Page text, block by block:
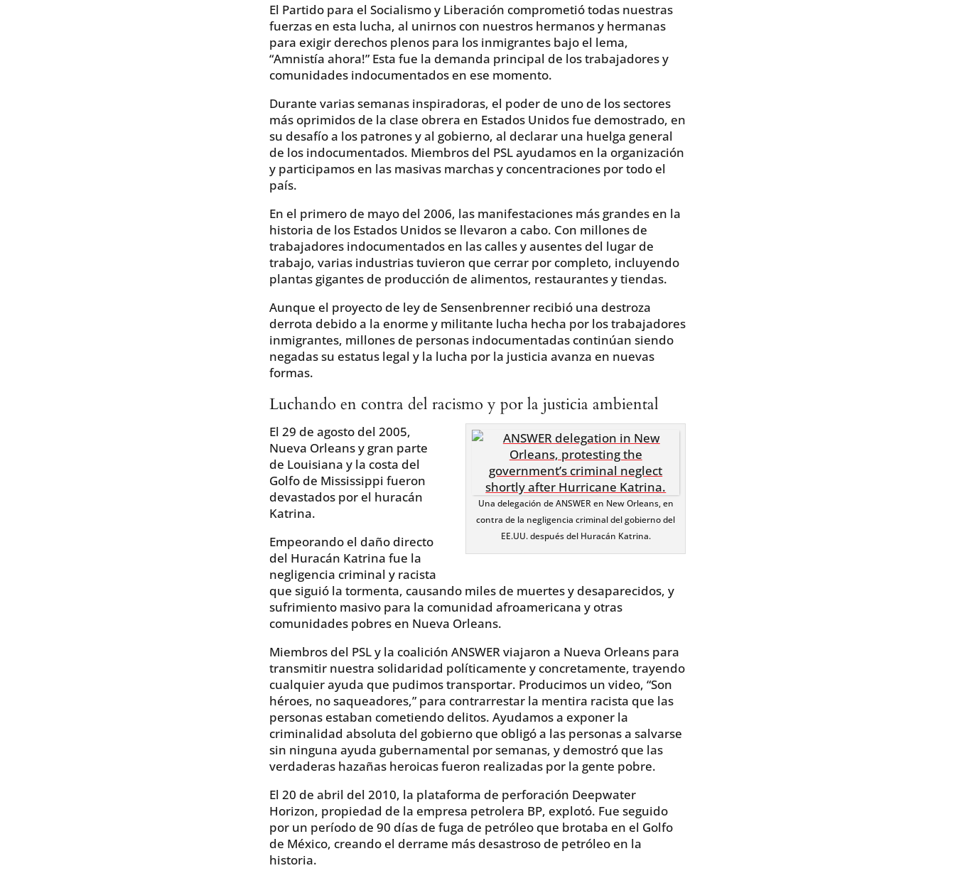
El Partido para el Socialismo y Liberación comprometió todas nuestras
fuerzas en esta lucha, al unirnos con nuestros hermanos y hermanas
para exigir derechos plenos para los inmigrantes bajo el lema,
“Amnistía ahora!” Esta fue la demanda principal de los trabajadores y
comunidades indocumentados en ese momento.
Durante varias semanas inspiradoras, el poder de uno de los sectores
más oprimidos de la clase obrera en Estados Unidos fue demostrado, en
su desafío a los patrones y al gobierno, al declarar una huelga general
de los indocumentados. Miembros del PSL ayudamos en la organización
y participamos en las masivas marchas y concentraciones por todo el
país.
En el primero de mayo del 2006, las manifestaciones más grandes en la
historia de los Estados Unidos se llevaron a cabo. Con millones de
trabajadores indocumentados en las calles y ausentes del lugar de
trabajo, varias industrias tuvieron que cerrar por completo, incluyendo
plantas gigantes de producción de alimentos, restaurantes y tiendas.
Aunque el proyecto de ley de Sensenbrenner recibió una destroza
derrota debido a la enorme y militante lucha hecha por los trabajadores
inmigrantes, millones de personas indocumentadas continúan siendo
negadas su estatus legal y la lucha por la justicia avanza en nuevas
formas.
Luchando en contra del racismo y por la justicia ambiental
Una delegación de ANSWER en New Orleans, en
contra de la negligencia criminal del gobierno del
EE.UU. después del Huracán Katrina.
El 29 de agosto del 2005,
Nueva Orleans y gran parte
de Louisiana y la costa del
Golfo de Mississippi fueron
devastados por el huracán
Katrina.
Empeorando el daño directo
del Huracán Katrina fue la
negligencia criminal y racista
que siguió la tormenta, causando miles de muertes y desaparecidos, y
sufrimiento masivo para la comunidad afroamericana y otras
comunidades pobres en Nueva Orleans.
Miembros del PSL y la coalición ANSWER viajaron a Nueva Orleans para
transmitir nuestra solidaridad políticamente y concretamente, trayendo
cualquier ayuda que pudimos transportar. Producimos un video, “Son
héroes, no saqueadores,” para contrarrestar la mentira racista que las
personas estaban cometiendo delitos. Ayudamos a exponer la
criminalidad absoluta del gobierno que obligó a las personas a salvarse
sin ninguna ayuda gubernamental por semanas, y demostró que las
verdaderas hazañas heroicas fueron realizadas por la gente pobre.
El 20 de abril del 2010, la plataforma de perforación Deepwater
Horizon, propiedad de la empresa petrolera BP, explotó. Fue seguido
por un período de 90 días de fuga de petróleo que brotaba en el Golfo
de México, creando el derrame más desastroso de petróleo en la
historia.